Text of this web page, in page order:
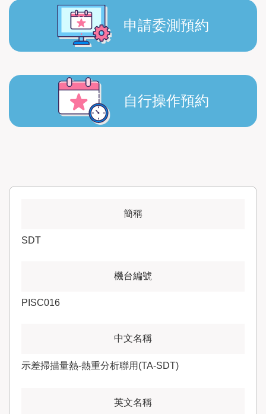
申請委測預約
自行操作預約
SDT
PISC016
示差掃描量熱-熱重分析聯用(TA-SDT)